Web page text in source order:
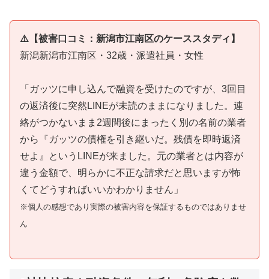
⚠️【被害口コミ：新潟市江南区のケーススタディ】
新潟新潟市江南区・32歳・派遣社員・女性
「ガッツに申し込んで融資を受けたのですが、3回目
の返済後に突然LINEが未読のままになりました。連
絡がつかないまま2週間後にまったく別の名前の業者
から『ガッツの債権を引き継いだ。残債を即時返済
せよ』というLINEが来ました。元の業者とは内容が
違う金額で、明らかに不正な請求だと思いますが怖
くてどうすればいいかわかりません」
※個人の感想であり実際の被害内容を保証するものではありませ
ん